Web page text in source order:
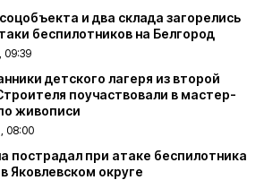
и два склада загорелись
беспилотников на Белгород
09:39
детского лагеря из второй
поучаствовали в мастер-
живописи
08:00
пострадал при атаке беспилотника
Яковлевском округе